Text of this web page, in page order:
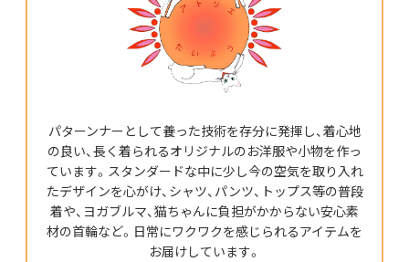
パターンナーとして養った技術を存分に発揮し、着心地
の良い、長く着られるオリジナルのお洋服や小物を作っ
ています。スタンダードな中に少し今の空気を取り入れ
たデザインを心がけ、シャツ、パンツ、トップス等の普段
着や、ヨガブルマ、猫ちゃんに負担がかからない安心素
材の首輪など。日常にワクワクを感じられるアイテムを
お届けしています。